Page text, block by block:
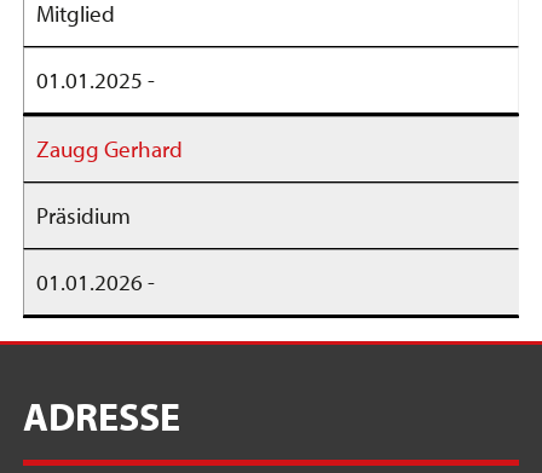
Mitglied
01.01.2025 -
Zaugg Gerhard
Präsidium
01.01.2026 -
ADRESSE